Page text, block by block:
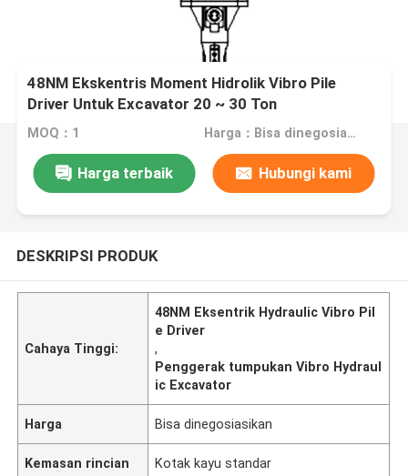
48NM Ekskentris Moment Hidrolik Vibro Pile
Driver Untuk Excavator 20 ~ 30 Ton
MOQ：1 Harga：Bisa dinegosiasikan
Harga terbaik Hubungi kami
DESKRIPSI PRODUK
Cahaya Tinggi:
48NM Eksentrik Hydraulic Vibro Pil
e Driver
,
Penggerak tumpukan Vibro Hydraul
ic Excavator
Harga Bisa dinegosiasikan
Kemasan rincian Kotak kayu standar